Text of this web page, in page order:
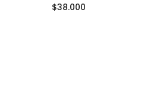
$38.000